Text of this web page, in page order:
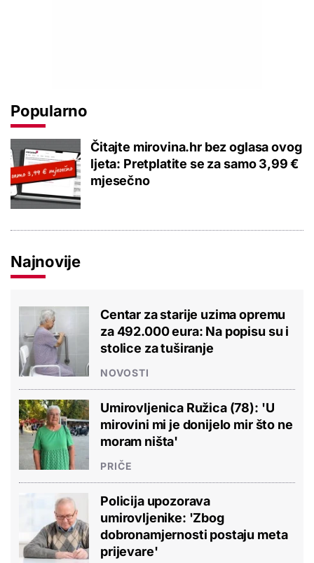
Popularno
Čitajte mirovina.hr bez oglasa ovog
ljeta: Pretplatite se za samo 3,99 €
mjesečno
Najnovije
Centar za starije uzima opremu
za 492.000 eura: Na popisu su i
stolice za tuširanje
NOVOSTI
Umirovljenica Ružica (78): 'U
mirovini mi je donijelo mir što ne
moram ništa'
PRIČE
Policija upozorava
umirovljenike: 'Zbog
dobronamjernosti postaju meta
prijevare'